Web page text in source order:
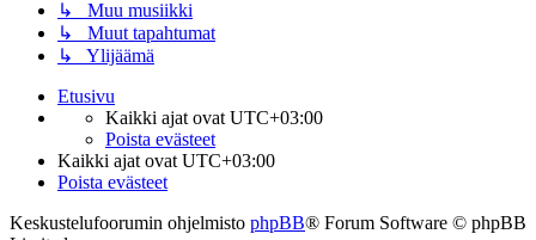
↳ Muu musiikki
↳ Muut tapahtumat
↳ Ylijäämä
Etusivu
Kaikki ajat ovat UTC+03:00
Poista evästeet
Kaikki ajat ovat UTC+03:00
Poista evästeet
Keskustelufoorumin ohjelmisto phpBB® Forum Software © phpBB